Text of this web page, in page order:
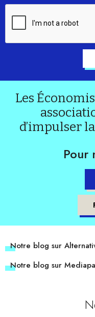
Les
d’impulser
Pour
Notre blog sur
Notre blog sur